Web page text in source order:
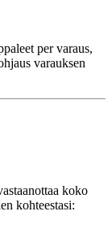
per varaus,
varauksen
koko
kohteestasi: